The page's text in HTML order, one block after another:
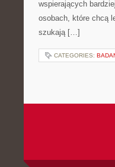
wspierających
osobach, które chcą
szukają […]
CATEGORIES: